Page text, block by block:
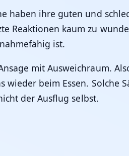
haben ihre guten und
Reaktionen kaum zu
ist.
mit Ausweichraum.
beim Essen. Solche
der Ausflug selbst.